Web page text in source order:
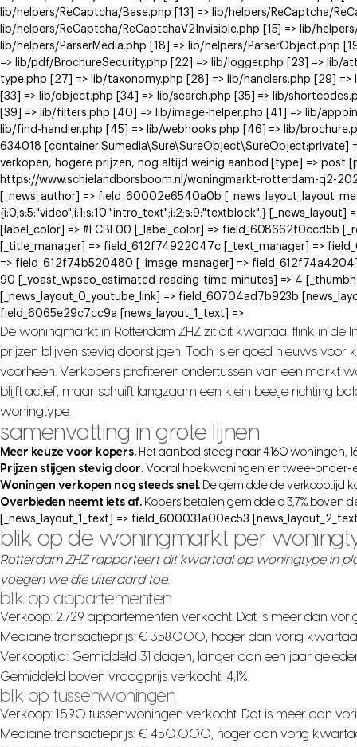
lib/helpers/ReCaptcha/Base.php [13] => lib/helpers/ReCaptcha/
lib/helpers/ReCaptcha/ReCaptchaV2Invisible.php [15] => lib/
lib/helpers/ParserMedia.php [18] => lib/helpers/ParserObject.php
=> lib/pdf/BrochureSecurity.php [22] => lib/logger.php [23] => lib/
type.php [27] => lib/taxonomy.php [28] => lib/handlers.php [29]
[33] => lib/object.php [34] => lib/search.php [35] => lib/
[39] => lib/filters.php [40] => lib/image-helper.php [41] => lib/
lib/find-handler.php [45] => lib/webhooks.php [46] => lib/
634018
verkopen, hogere prijzen, nog altijd weinig aanbod [type] => post
https://www.schielandborsboom.nl/woningmarkt-rotterdam-q2-
[_news_author] => field_60002e6540a0b
{i:0;s:5:"video";i:1;s:10:"intro_text";i:2;s:9:"textblock";}
[label_color] => #FCBF00 [_label_color] => field_608662f0ccd5b
[_title_manager] => field_612f74922047c [_text_manager] =>
=> field_612f74b520480 [_image_manager] =>
90 [_yoast_wpseo_estimated-reading-time-minutes] => 4
[_news_layout_0_youtube_link] => field_60704ad7b923b
field_6065e29c7cc9a [news_layout_1_text] =>
De woningmarkt in Rotterdam ZHZ zit dit kwartaal flink in de
prijzen blijven stevig doorstijgen. Toch is er goed nieuws
voorheen. Verkopers profiteren ondertussen van een markt
blijft actief, maar schuift langzaam een klein beetje richting
woningtype.
samenvatting in grote lijnen
Meer keuze voor kopers.Het aanbod steeg naar 4.160 woningen,
Prijzen stijgen stevig door.Vooral hoekwoningen en twee-onder-
Woningen verkopen nog steeds snel.De gemiddelde verkooptijd
Overbieden neemt iets af.Kopers betalen gemiddeld 3,7% boven
[_news_layout_1_text] => field_600031a00ec53
blik op de woningmarkt per
Rotterdam ZHZ rapporteert dit kwartaal op woningtype in
voegen we die uiteraard toe.
blik op appartementen
Verkoop: 2.729 appartementen verkocht. Dat is meer dan
Mediane transactieprijs: € 358.000, hoger dan vorig
Verkooptijd: Gemiddeld 31 dagen, langer dan een jaar
Gemiddeld boven vraagprijs verkocht: 4,1%.
blik op tussenwoningen
Verkoop: 1.590 tussenwoningen verkocht. Dat is meer dan
Mediane transactieprijs: € 450.000, hoger dan vorig